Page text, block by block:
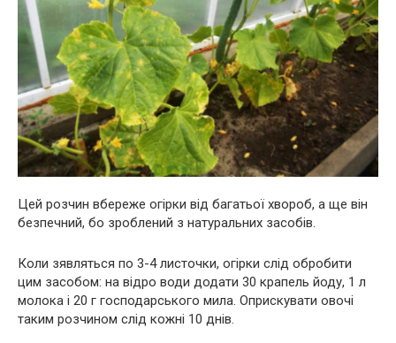
Цей розчин вбереже огірки від багатьої хвороб, а ще він
безпечний, бо зроблений з натуральних засобів.
Коли зявляться по 3-4 листочки, огірки слід обробити
цим засобом: на відро води додати 30 крапель йоду, 1 л
молока і 20 г господарського мила. Оприскувати овочі
таким розчином слід кожні 10 днів.